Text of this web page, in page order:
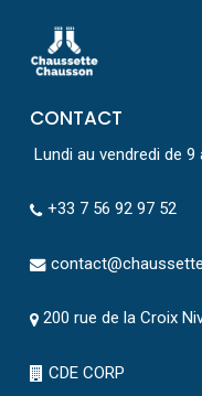
CONTACT
Lundi au vendredi de
+33 7 56 92 97 52
200 rue de la Croix
CDE CORP